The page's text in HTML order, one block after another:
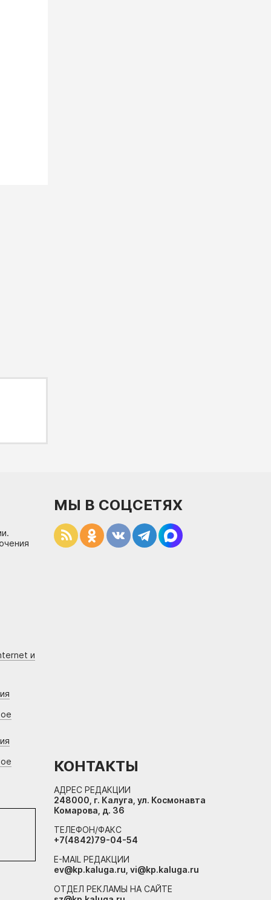
и
МЫ В СОЦСЕТЯХ
КОНТАКТЫ
АДРЕС РЕДАКЦИИ
248000, г. Калуга, ул. Космонавта
Комарова, д. 36
ТЕЛЕФОН/ФАКС
+7(4842)79-04-54
E-MAIL РЕДАКЦИИ
ev@kp.kaluga.ru, vi@kp.kaluga.ru
ОТДЕЛ РЕКЛАМЫ НА САЙТЕ